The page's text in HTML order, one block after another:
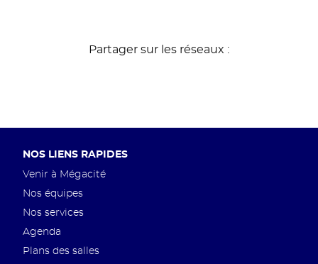
Partager sur les réseaux :
Pied
page
NOS LIENS RAPIDES
Venir à Mégacité
Nos équipes
Nos services
Agenda
Plans des salles